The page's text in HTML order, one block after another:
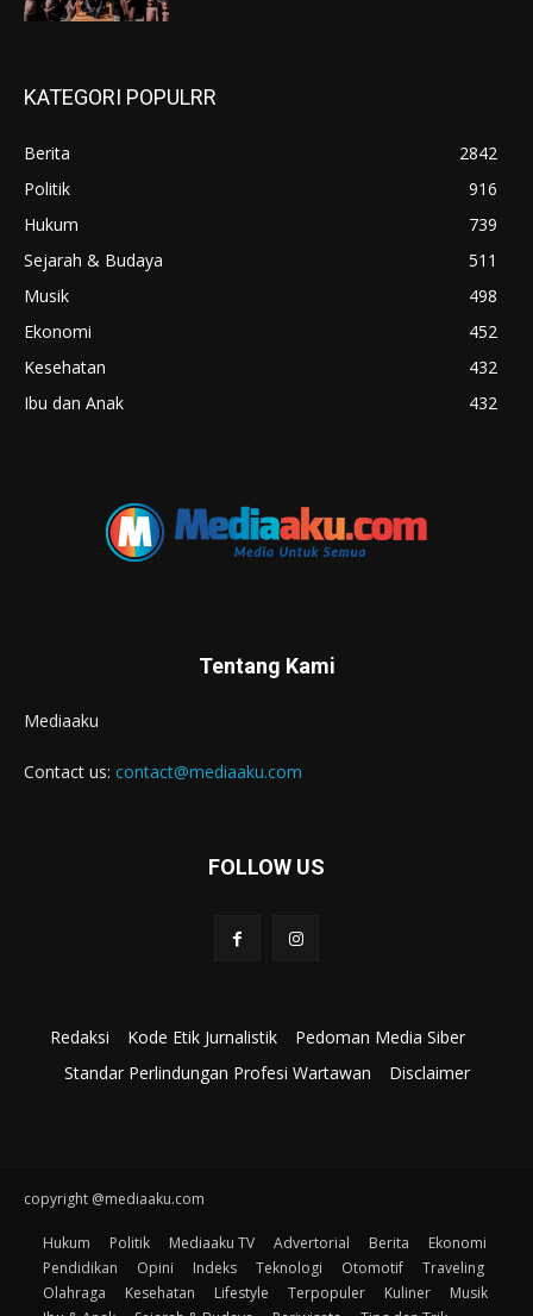
KATEGORI POPULRR
Berita
2842
Politik
916
Hukum
739
Sejarah & Budaya
511
Musik
498
Ekonomi
452
Kesehatan
432
Ibu dan Anak
432
Tentang Kami
Mediaaku
Contact us: contact@mediaaku.com
FOLLOW US
Redaksi Kode Etik Jurnalistik
Pedoman Media Siber
Standar Perlindungan Profesi Wartawan
Disclaimer
copyright @mediaaku.com
Hukum Politik Mediaaku TV Advertorial Berita
Ekonomi
Pendidikan
Opini Indeks Teknologi Otomotif
Traveling
Olahraga
Kesehatan Lifestyle Terpopuler Kuliner
Musik